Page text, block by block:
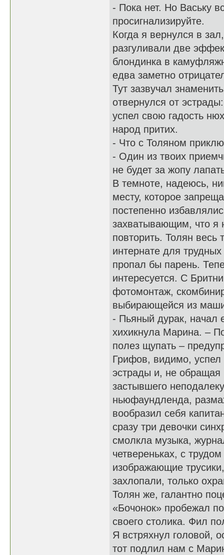
- Пока нет. Но Ваську
просигнализируйте.
Когда я вернулся в
разгуливали две
блондинка в
едва заметно
Тут зазвучал
отвернулся от
успел свою гадость
народ притих.
- Что с Толяном
- Один из твоих
не будет за жопу
В темноте, надеюсь,
месту, которое
постепенно
захватывающим, что я
повторить. Толян
интернате для
пропал бы парень.
интересуется. С
фотомонтаж,
выбирающейся из
- Пьяный дурак, начал
хихикнула Марина. –
полез щупать –
Грифов, видимо,
эстрады и, не обращая
застывшего
ньюфаундленда,
вообразил себя
сразу три девочки
смолкла музыка,
четвереньках, с
изображающие
захлопали, только
Толян же, галантно
«Бочонок» пробежал
своего столика. Фил
Я встряхнул головой,
тот подлил нам с